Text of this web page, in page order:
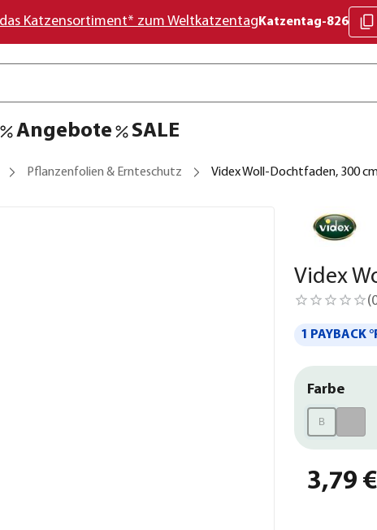
Katzensortiment* zum Weltkatzentag Katzentag-826
Angebote SALE
Pflanzenfolien & Ernteschutz Videx Woll-Dochtfaden, 300
Videx
(
1 PAYBACK
Farbe
B
3,79 €